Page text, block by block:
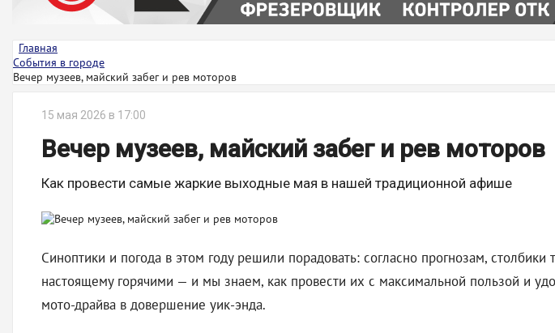
Главная
События в городе
Вечер музеев, майский забег и рев моторов
15 мая 2026 в 17:00
Вечер музеев, майский забег и рев моторов
Как провести самые жаркие выходные мая в нашей традиционной афише
Синоптики и погода в этом году решили порадовать: согласно прогнозам,
настоящему горячими — и мы знаем, как провести их с максимальной пользой и
мото-драйва в довершение уик-энда.